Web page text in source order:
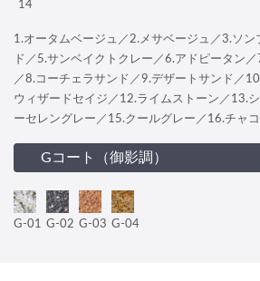
14
1.オータムベージュ／2.メサベージュ／3.ソン
ド／5.サンベイクトクレー／6.アドピータン
／8.コーチェラサンド／9.デザートサンド／
ウィザードセイジ／12.ライムストーン／13.
ーセレングレー／15.クールグレー／16.チャ
Gコート（御影調）
G-01 G-02 G-03 G-04